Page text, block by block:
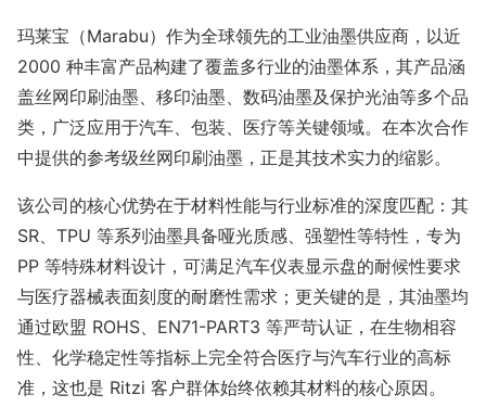
玛莱宝（Marabu）作为全球领先的工业油墨供应商，以近
2000 种丰富产品构建了覆盖多行业的油墨体系，其产品涵
盖丝网印刷油墨、移印油墨、数码油墨及保护光油等多个品
类，广泛应用于汽车、包装、医疗等关键领域。在本次合作
中提供的参考级丝网印刷油墨，正是其技术实力的缩影。
该公司的核心优势在于材料性能与行业标准的深度匹配：其
SR、TPU 等系列油墨具备哑光质感、强塑性等特性，专为
PP 等特殊材料设计，可满足汽车仪表显示盘的耐候性要求
与医疗器械表面刻度的耐磨性需求；更关键的是，其油墨均
通过欧盟 ROHS、EN71-PART3 等严苛认证，在生物相容
性、化学稳定性等指标上完全符合医疗与汽车行业的高标
准，这也是 Ritzi 客户群体始终依赖其材料的核心原因。